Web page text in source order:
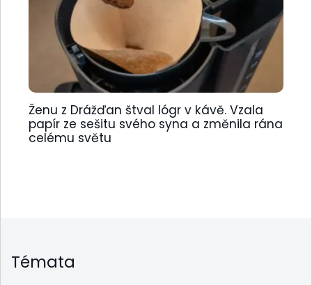
Ženu z Drážďan štval lógr v kávě. Vzala
papír ze sešitu svého syna a změnila rána
celému světu
Témata